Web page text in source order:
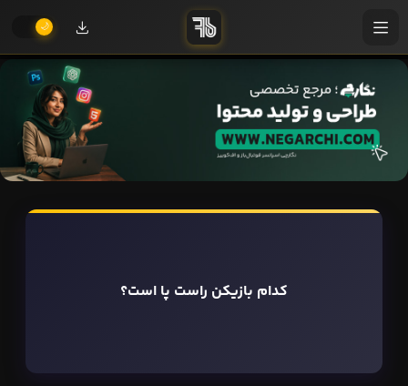
کدام بازیکن راست پا است؟